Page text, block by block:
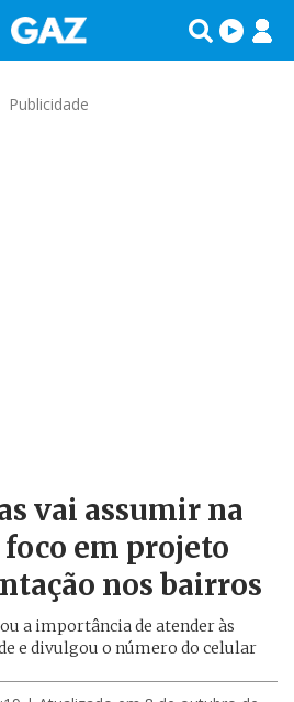
Publicidade
vai assumir na
em projeto
nos bairros
a importância de atender às
e divulgou o número do celular